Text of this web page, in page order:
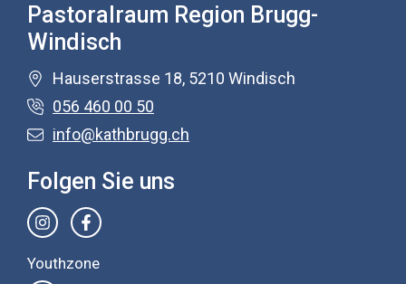
Pastoralraum Region Brugg-
Windisch
Hauserstrasse 18, 5210 Windisch
056 460 00 50
info@kathbrugg.ch
Folgen Sie uns
Youthzone